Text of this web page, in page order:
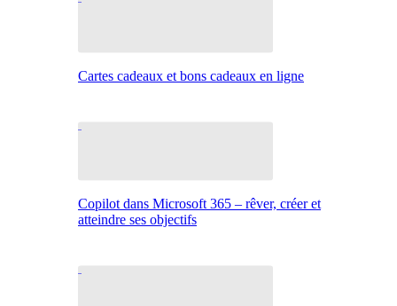
Cartes cadeaux et bons cadeaux en ligne
Copilot dans Microsoft 365 – rêver, créer et
atteindre ses objectifs